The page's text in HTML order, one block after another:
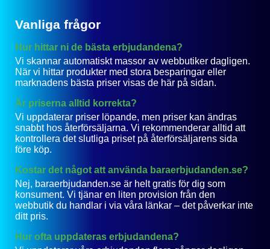
Vanliga frågor
Hur hittar ni de bästa erbjudandena?
Vi skannar automatiskt massor av webbutiker dagligen.
När vi hittar produkter med stora besparingar eller
marknadens bästa priser visas de här på sidan.
Är priserna alltid korrekta?
Vi uppdaterar priser löpande, men priser kan ändras
snabbt hos återförsäljarna. Vi rekommenderar alltid att
kontrollera det slutliga priset på återförsäljarens sida
före köp.
Kostar det något att använda baraerbjudanden.se?
Nej, baraerbjudanden.se är helt gratis för dig som
konsument. Vi tjänar en liten provision från den
webbutik du handlar i via våra länkar – det påverkar inte
ditt pris.
Hur ofta uppdateras erbjudandena?